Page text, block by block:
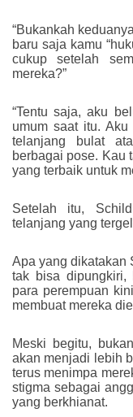
“Bukankah
baru saja kamu
cukup setelah
mereka?”
“Tentu saja, aku
umum saat itu.
telanjang bulat
berbagai pose. Kau
yang terbaik untuk
Setelah itu,
telanjang yang
Apa yang dikatakan
tak bisa dipungkiri,
para perempuan
membuat mereka
Meski begitu,
akan menjadi lebih
terus menimpa
stigma sebagai
yang berkhianat.